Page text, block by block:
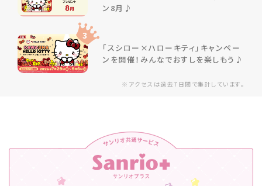
※アクセスは過去7日間で集計しています。
ン8月♪
3
「スシロー×ハローキティ」キャンペー
ンを開催！みんなでおすしを楽しもう♪